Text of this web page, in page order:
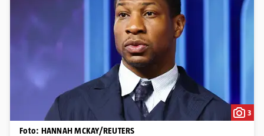
3
Foto: HANNAH MCKAY/REUTERS